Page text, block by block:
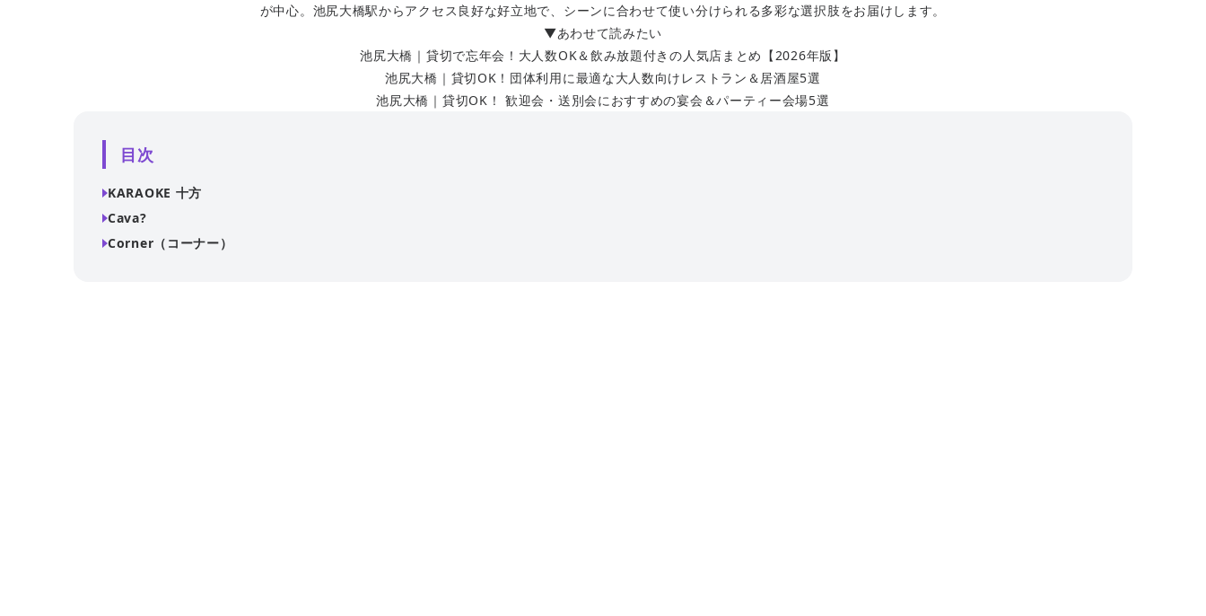
が中心。池尻大橋駅からアクセス良好な好立地で、シーンに合わせて使い分けられる多彩な選択肢をお届けします。
▼あわせて読みたい
池尻大橋｜貸切で忘年会！大人数OK＆飲み放題付きの人気店まとめ【2026年版】
池尻大橋｜貸切OK！団体利用に最適な大人数向けレストラン＆居酒屋5選
池尻大橋｜貸切OK！ 歓迎会・送別会におすすめの宴会＆パーティー会場5選
目次
KARAOKE 十方
Cava?
Corner（コーナー）